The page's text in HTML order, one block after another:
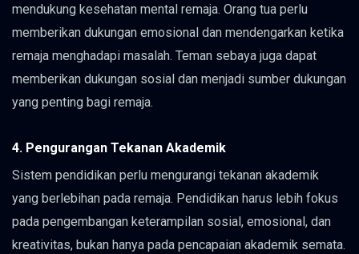
mendukung kesehatan mental remaja. Orang tua perlu
memberikan dukungan emosional dan mendengarkan ketika
remaja menghadapi masalah. Teman sebaya juga dapat
memberikan dukungan sosial dan menjadi sumber dukungan
yang penting bagi remaja.
4. Pengurangan Tekanan Akademik
Sistem pendidikan perlu mengurangi tekanan akademik
yang berlebihan pada remaja. Pendidikan harus lebih fokus
pada pengembangan keterampilan sosial, emosional, dan
kreativitas, bukan hanya pada pencapaian akademik semata.